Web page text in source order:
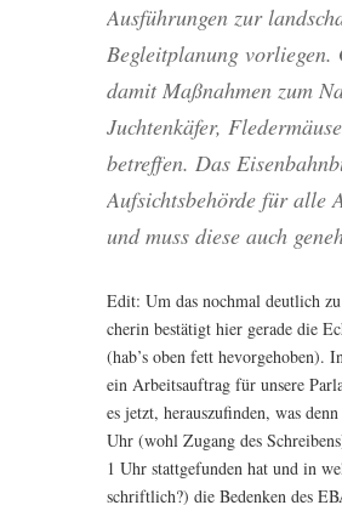
Aus­füh­run­gen zur
Begleit­pla­nung vor­lie­gen.
damit Maß­nah­men zum
Juch­ten­kä­fer,
betref­fen. Das
Auf­sichts­be­hör­de für alle
und muss die­se auch
Edit: Um das noch­mal deut­lich
che­rin bestä­tigt hier gera­de die
(hab’s oben fett hevor­ge­ho­ben).
ein Arbeits­auf­trag für unse­re
es jetzt, her­aus­zu­fin­den, was
Uhr (wohl Zugang des
1 Uhr statt­ge­fun­den hat und in
schrift­lich?) die Beden­ken des